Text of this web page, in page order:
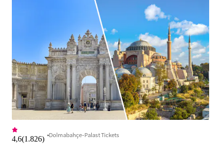
4,6(1.826) Dolmabahçe-Palast Tickets